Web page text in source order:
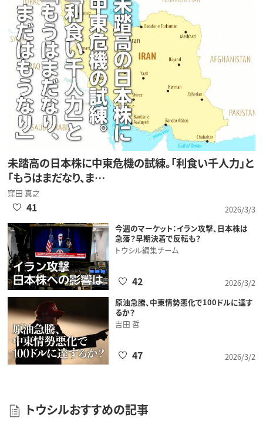
未踏高の日本株に中東危機の試練。「利食い千人力」と
「もうはまだなり、ま…
窪田 真之
2026/3/3
41
今週のマーケット：イラン攻撃、日本株は
急落？早期決着で反転も？
トウシル編集チーム
2026/3/2
42
原油急騰、中東情勢悪化で100ドルに達す
るか？
吉田 哲
2026/3/2
47
トウシルおすすめの記事